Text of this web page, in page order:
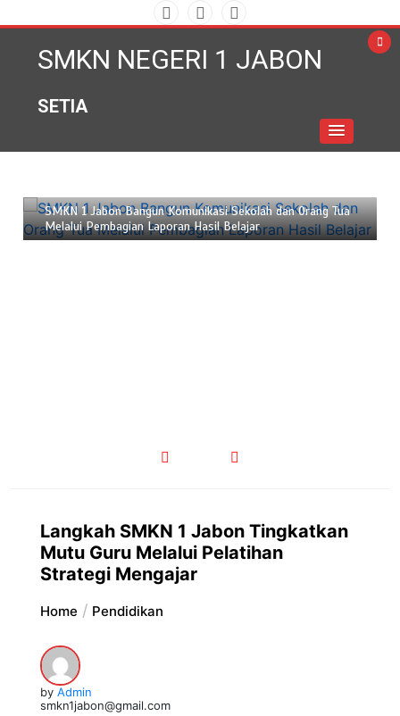
to
contentSMKN NEGERI 1 JABON
SETIA
SMKN 1 Jabon Bangun Komunikasi Sekolah dan Orang Tua
Melalui Pembagian Laporan Hasil Belajar
Langkah SMKN 1 Jabon Tingkatkan
Mutu Guru Melalui Pelatihan
Strategi Mengajar
Home Pendidikan
by Admin
smkn1jabon@gmail.com